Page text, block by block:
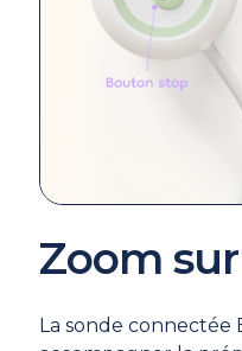
Zoom
La sonde connectée